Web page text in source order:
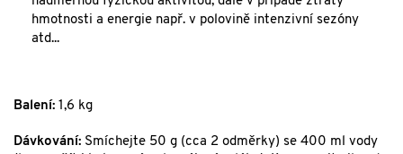
hmotnosti a energie např. v polovině intenzivní sezóny
atd...
Balení: 1,6 kg
Dávkování: Smíchejte 50 g (cca 2 odměrky) se 400 ml vody